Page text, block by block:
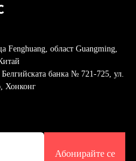
Fenghuang, област Guangming,
банка № 721-725, ул.
Хонконг
Абонирайте се